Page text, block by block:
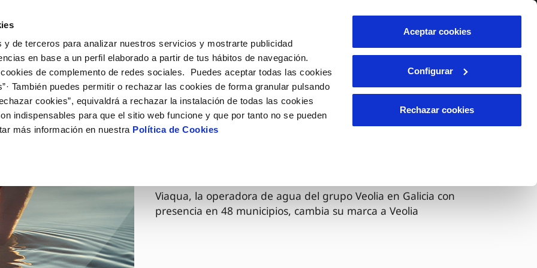
y de terceros para analizar nuestros servicios y mostrarte publicidad
en base a un perfil elaborado a partir de tus hábitos de navegación.
de complemento de redes sociales. Puedes aceptar todas las cookies
También puedes permitir o rechazar las cookies de forma granular pulsando
cookies”, equivaldrá a rechazar la instalación de todas las cookies
indispensables para que el sitio web funcione y que por tanto no se pueden
más información en nuestra Política de Cookies
Aceptar cookies
Configurar
Rechazar cookies
de titular
de suministro
MODIFICACIÓN DE DATOS
Actualizar datos bancarios
Actualizar datos de domicilio
INCIDENCIAS
Comunica anomalías o posibles
VER TODAS LAS GESTIONES
Tu Servicio
AL CLIENTE
de contacto
de fuga interior
COMPROMISO DE SERVICIO
Carta de compromisos
Customer Counsel (Defensa del
Programa CONTIGO
Tu Agua
calidad del agua
CUIDADOS DEL AGUA
Consejos de ahorro
Cuidados de los sumideros
Conócenos
COMPROMISOS
ambiente
Área de clientes
03 DIC 2025
Viaqua, la operadora de agua del grupo Veolia en Galicia con
presencia en 48 municipios, cambia su marca a Veolia